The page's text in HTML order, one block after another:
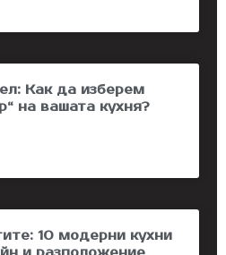
Как да изберем
на вашата кухня?
10 модерни кухни